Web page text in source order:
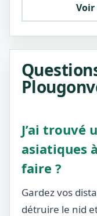
J’ai trouvé
asiatiques
faire ?
Gardez vos
détruire le nid